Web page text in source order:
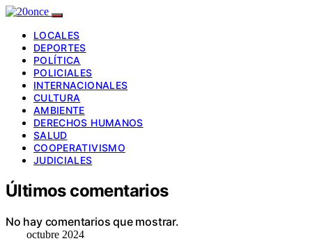
LOCALES
DEPORTES
POLÍTICA
POLICIALES
INTERNACIONALES
CULTURA
AMBIENTE
DERECHOS HUMANOS
SALUD
COOPERATIVISMO
JUDICIALES
Últimos comentarios
No hay comentarios que mostrar.
octubre 2024